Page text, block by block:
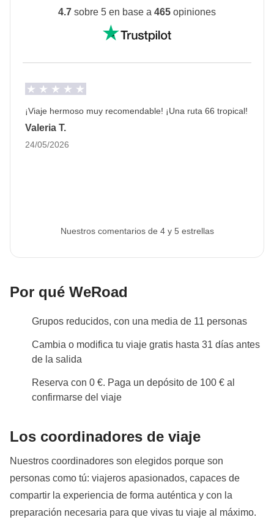
Info sobre habitaciones privadas
Ver todos los detalles
4.7 sobre 5 en base a 465 opiniones
¡Viaje hermoso muy recomendable! ¡Una ruta 66 tropical!
Valeria T.
24/05/2026
Nuestros comentarios de 4 y 5 estrellas
Por qué WeRoad
Grupos reducidos, con una media de 11 personas
Cambia o modifica tu viaje gratis hasta 31 días antes
de la salida
Reserva con 0 €. Paga un depósito de 100 € al
confirmarse del viaje
Los coordinadores de viaje
Nuestros coordinadores son elegidos porque son
personas como tú: viajeros apasionados, capaces de
compartir la experiencia de forma auténtica y con la
preparación necesaria para que vivas tu viaje al máximo.